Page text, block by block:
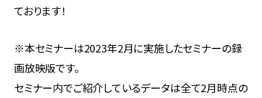
ております！
※本セミナーは2023年2月に実施したセミナーの録
画放映版です。
セミナー内でご紹介しているデータは全て2月時点の